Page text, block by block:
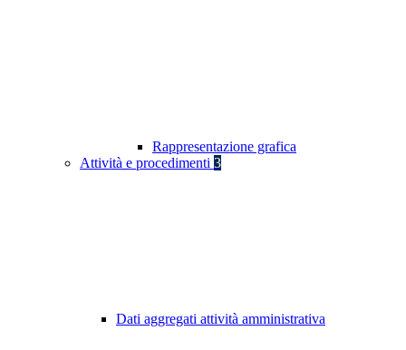
Rappresentazione grafica
Attività e procedimenti 3
Dati aggregati attività amministrativa